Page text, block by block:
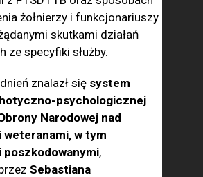
żołnierzy i funkcjonariuszy
skutkami działań
ze specyfiki służby.
znalazł się system
psychologicznej
Narodowej nad
weteranami, w tym
poszkodowanymi,
Sebastiana